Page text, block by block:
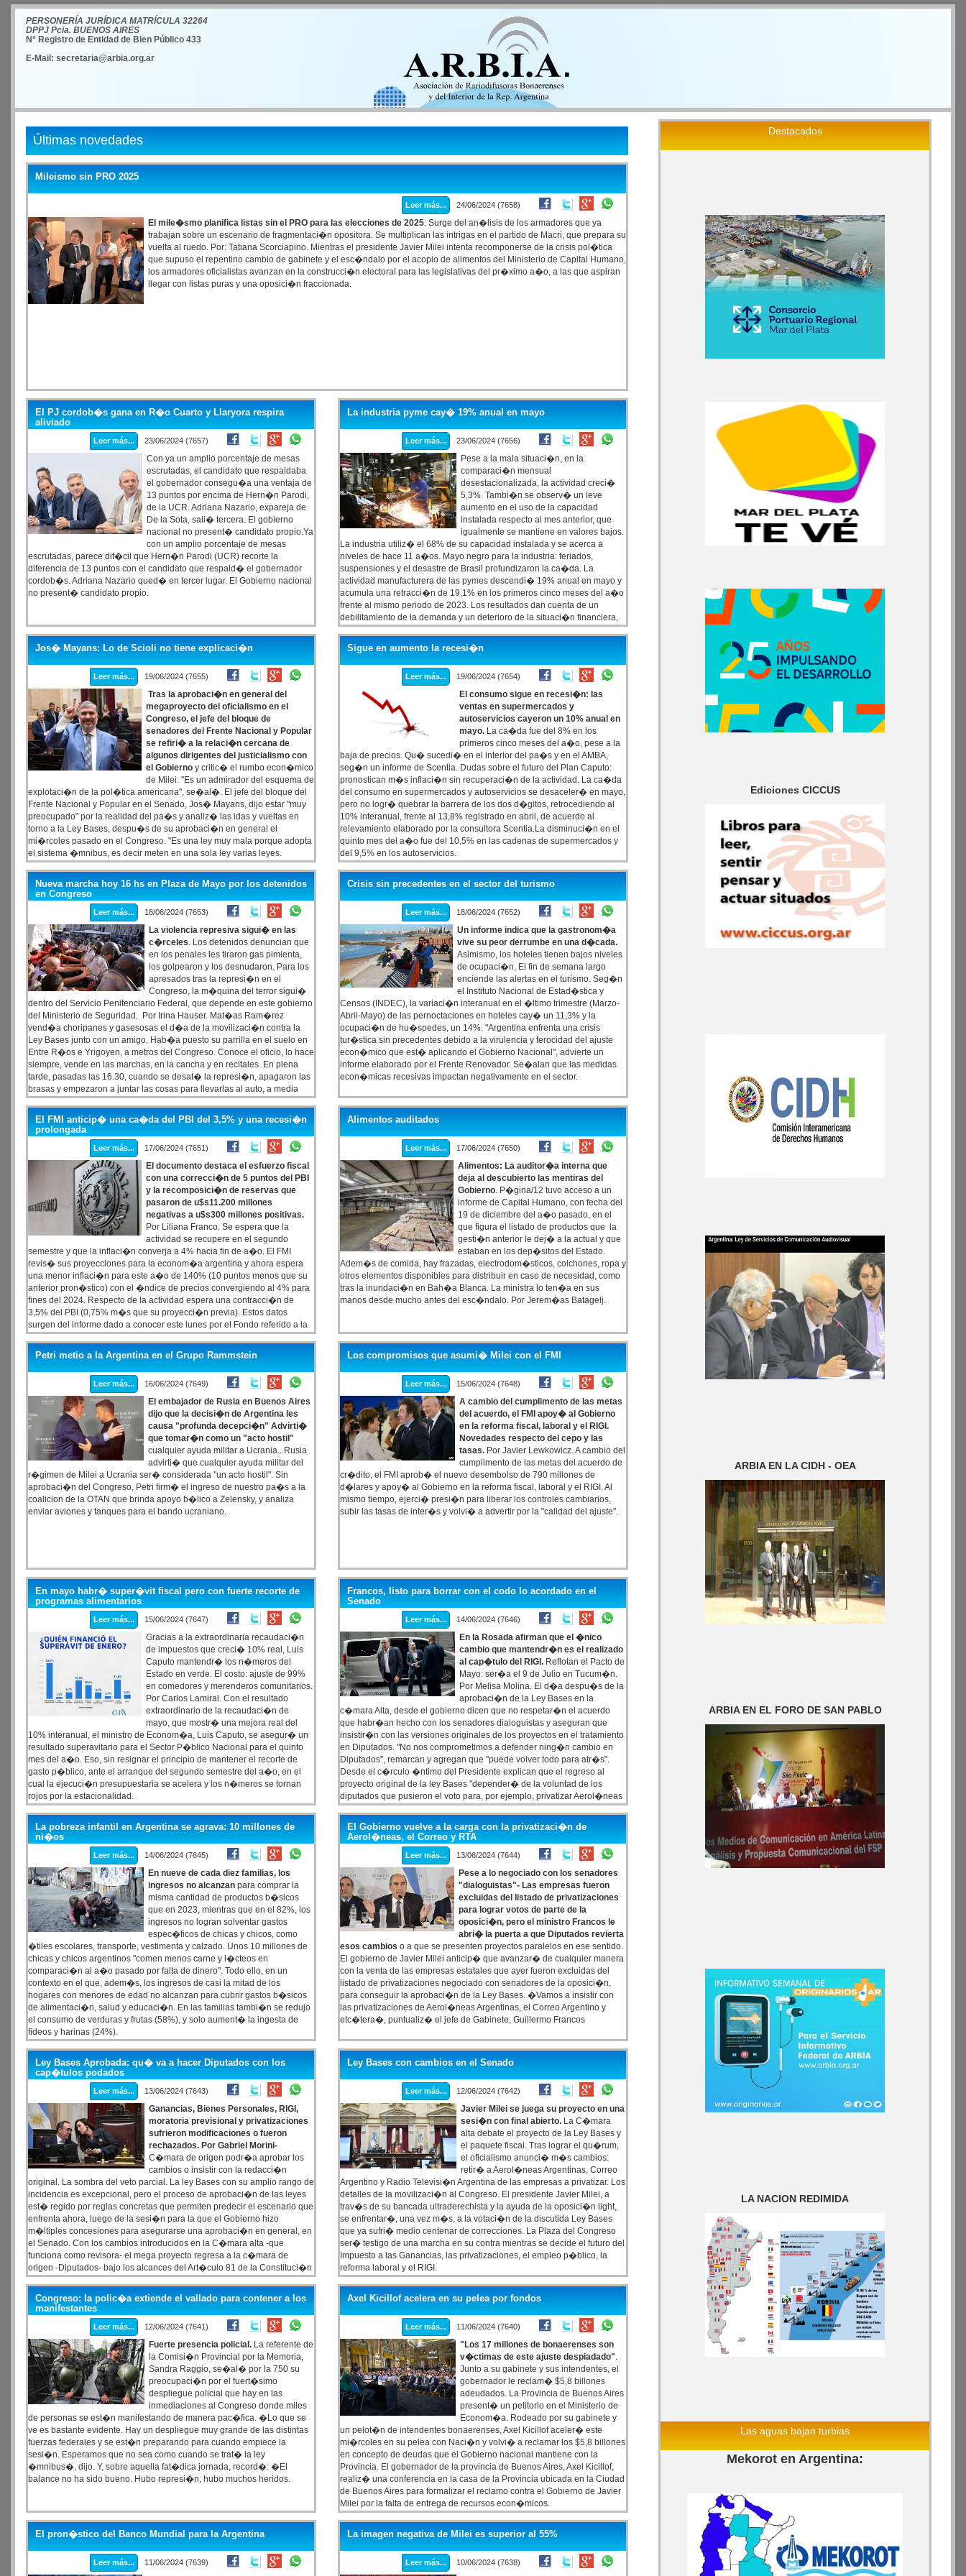
PERSONERÍA JURÍDICA MATRÍCULA 32264
DPPJ Pcia. BUENOS AIRES
N° Registro de Entidad de Bien Público 433
E-Mail: secretaria@arbia.org.ar
Últimas novedades
Mileismo sin PRO 2025
Leer más... 24/06/2024 (7658)
El mile�smo planifica listas sin el PRO para las elecciones de 2025. Surge del an�lisis de los armadores que ya
trabajan sobre un escenario de fragmentaci�n opositora. Se multiplican las intrigas en el partido de Macri, que prepara su
vuelta al ruedo. Por: Tatiana Scorciapino. Mientras el presidente Javier Milei intenta recomponerse de la crisis pol�tica
que supuso el repentino cambio de gabinete y el esc�ndalo por el acopio de alimentos del Ministerio de Capital Humano,
los armadores oficialistas avanzan en la construcci�n electoral para las legislativas del pr�ximo a�o, a las que aspiran
llegar con listas puras y una oposici�n fraccionada.
El PJ cordob�s gana en R�o Cuarto y Llaryora respira
aliviado
Leer más... 23/06/2024 (7657)
Con ya un amplio porcentaje de mesas
escrutadas, el candidato que respaldaba
el gobernador consegu�a una ventaja de
13 puntos por encima de Hern�n Parodi,
de la UCR. Adriana Nazario, expareja de
De la Sota, sali� tercera. El gobierno
nacional no present� candidato propio.Ya
con un amplio porcentaje de mesas
escrutadas, parece dif�cil que Hern�n Parodi (UCR) recorte la
diferencia de 13 puntos con el candidato que respald� el gobernador
cordob�s. Adriana Nazario qued� en tercer lugar. El Gobierno nacional
no present� candidato propio.
La industria pyme cay� 19% anual en mayo
Leer más... 23/06/2024 (7656)
Pese a la mala situaci�n, en la
comparaci�n mensual
desestacionalizada, la actividad creci�
5,3%. Tambi�n se observ� un leve
aumento en el uso de la capacidad
instalada respecto al mes anterior, que
igualmente se mantiene en valores bajos.
La industria utiliz� el 68% de su capacidad instalada y se acerca a
niveles de hace 11 a�os. Mayo negro para la industria: feriados,
suspensiones y el desastre de Brasil profundizaron la ca�da. La
actividad manufacturera de las pymes descendi� 19% anual en mayo y
acumula una retracci�n de 19,1% en los primeros cinco meses del a�o
frente al mismo periodo de 2023. Los resultados dan cuenta de un
debilitamiento de la demanda y un deterioro de la situaci�n financiera,
seg�n inform� CAME.
Jos� Mayans: Lo de Scioli no tiene explicaci�n
Leer más... 19/06/2024 (7655)
Tras la aprobaci�n en general del
megaproyecto del oficialismo en el
Congreso, el jefe del bloque de
senadores del Frente Nacional y Popular
se refiri� a la relaci�n cercana de
algunos dirigentes del justicialismo con
el Gobierno y critic� el rumbo econ�mico
de Milei: "Es un admirador del esquema de
explotaci�n de la pol�tica americana", se�al�. El jefe del bloque del
Frente Nacional y Popular en el Senado, Jos� Mayans, dijo estar "muy
preocupado" por la realidad del pa�s y analiz� las idas y vueltas en
torno a la Ley Bases, despu�s de su aprobaci�n en general el
mi�rcoles pasado en el Congreso. "Es una ley muy mala porque adopta
el sistema �mnibus, es decir meten en una sola ley varias leyes.
Mezclan el tema de la reforma del Estado con las empresas del Estado y
la reforma laboral, m�s el sistema previsional.
Sigue en aumento la recesi�n
Leer más... 19/06/2024 (7654)
El consumo sigue en recesi�n: las
ventas en supermercados y
autoservicios cayeron un 10% anual en
mayo. La ca�da fue del 8% en los
primeros cinco meses del a�o, pese a la
baja de precios. Qu� sucedi� en el interior del pa�s y en el AMBA,
seg�n un informe de Scentia. Dudas sobre el futuro del Plan Caputo:
pronostican m�s inflaci�n sin recuperaci�n de la actividad. La ca�da
del consumo en supermercados y autoservicios se desaceler� en mayo,
pero no logr� quebrar la barrera de los dos d�gitos, retrocediendo al
10% interanual, frente al 13,8% registrado en abril, de acuerdo al
relevamiento elaborado por la consultora Scentia.La disminuci�n en el
quinto mes del a�o fue del 10,5% en las cadenas de supermercados y
del 9,5% en los autoservicios.
Nueva marcha hoy 16 hs en Plaza de Mayo por los detenidos
en Congreso
Leer más... 18/06/2024 (7653)
La violencia represiva sigui� en las
c�rceles. Los detenidos denuncian que
en los penales les tiraron gas pimienta,
los golpearon y los desnudaron. Para los
apresados tras la represi�n en el
Congreso, la m�quina del terror sigui�
dentro del Servicio Penitenciario Federal, que depende en este gobierno
del Ministerio de Seguridad. Por Irina Hauser. Mat�as Ram�rez
vend�a choripanes y gasesosas el d�a de la movilizaci�n contra la
Ley Bases junto con un amigo. Hab�a puesto su parrilla en el suelo en
Entre R�os e Yrigoyen, a metros del Congreso. Conoce el oficio, lo hace
siempre, vende en las marchas, en la cancha y en recitales. En plena
tarde, pasadas las 16.30, cuando se desat� la represi�n, apagaron las
brasas y empezaron a juntar las cosas para llevarlas al auto, a media
cuadra. Estaba al lado del veh�culo cuando se convirti� en uno de los
33 detenidos que terminar�an acusados por delitos contra el orden
constitucional y el agravante de terrorismo.
Crisis sin precedentes en el sector del turismo
Leer más... 18/06/2024 (7652)
Un informe indica que la gastronom�a
vive su peor derrumbe en una d�cada.
Asimismo, los hoteles tienen bajos niveles
de ocupaci�n. El fin de semana largo
enciende las alertas en el turismo. Seg�n
el Instituto Nacional de Estad�stica y
Censos (INDEC), la variaci�n interanual en el �ltimo trimestre (Marzo-
Abril-Mayo) de las pernoctaciones en hoteles cay� un 11,3% y la
ocupaci�n de hu�spedes, un 14%. "Argentina enfrenta una crisis
tur�stica sin precedentes debido a la virulencia y ferocidad del ajuste
econ�mico que est� aplicando el Gobierno Nacional", advierte un
informe elaborado por el Frente Renovador. Se�alan que las medidas
econ�micas recesivas impactan negativamente en el sector.
El FMI anticip� una ca�da del PBI del 3,5% y una recesi�n
prolongada
Leer más... 17/06/2024 (7651)
El documento destaca el esfuerzo fiscal
con una correcci�n de 5 puntos del PBI
y la recomposici�n de reservas que
pasaron de u$s11.200 millones
negativas a u$s300 millones positivas.
Por Liliana Franco. Se espera que la
actividad se recupere en el segundo
semestre y que la inflaci�n converja a 4% hacia fin de a�o. El FMI
revis� sus proyecciones para la econom�a argentina y ahora espera
una menor inflaci�n para este a�o de 140% (10 puntos menos que su
anterior pron�stico) con el �ndice de precios convergiendo al 4% para
fines del 2024. Respecto de la actividad espera una contracci�n de
3,5% del PBI (0,75% m�s que su proyecci�n previa). Estos datos
surgen del informe dado a conocer este lunes por el Fondo referido a la
8tva. Revisi�n del programa en curso.
Alimentos auditados
Leer más... 17/06/2024 (7650)
Alimentos: La auditor�a interna que
deja al descubierto las mentiras del
Gobierno. P�gina/12 tuvo acceso a un
informe de Capital Humano, con fecha del
19 de diciembre del a�o pasado, en el
que figura el listado de productos que la
gesti�n anterior le dej� a la actual y que
estaban en los dep�sitos del Estado.
Adem�s de comida, hay frazadas, electrodom�sticos, colchones, ropa y
otros elementos disponibles para distribuir en caso de necesidad, como
tras la inundaci�n en Bah�a Blanca. La ministra lo ten�a en sus
manos desde mucho antes del esc�ndalo. Por Jerem�as Batagelj.
Petri metio a la Argentina en el Grupo Rammstein
Leer más... 16/06/2024 (7649)
El embajador de Rusia en Buenos Aires
dijo que la decisi�n de Argentina les
causa "profunda decepci�n" Advirti�
que tomar�n como un "acto hostil"
cualquier ayuda militar a Ucrania.. Rusia
advirti� que cualquier ayuda militar del
r�gimen de Milei a Ucrania ser� considerada "un acto hostil". Sin
aprobaci�n del Congreso, Petri firm� el ingreso de nuestro pa�s a la
coalicion de la OTAN que brinda apoyo b�lico a Zelensky, y analiza
enviar aviones y tanques para el bando ucraniano.
Los compromisos que asumi� Milei con el FMI
Leer más... 15/06/2024 (7648)
A cambio del cumplimento de las metas
del acuerdo, el FMI apoy� al Gobierno
en la reforma fiscal, laboral y el RIGI.
Novedades respecto del cepo y las
tasas. Por Javier Lewkowicz. A cambio del
cumplimento de las metas del acuerdo de
cr�dito, el FMI aprob� el nuevo desembolso de 790 millones de
d�lares y apoy� al Gobierno en la reforma fiscal, laboral y el RIGI. Al
mismo tiempo, ejerci� presi�n para liberar los controles cambiarios,
subir las tasas de inter�s y volvi� a advertir por la "calidad del ajuste".
En mayo habr� super�vit fiscal pero con fuerte recorte de
programas alimentarios
Leer más... 15/06/2024 (7647)
Gracias a la extraordinaria recaudaci�n
de impuestos que creci� 10% real, Luis
Caputo mantendr� los n�meros del
Estado en verde. El costo: ajuste de 99%
en comedores y merenderos comunitarios.
Por Carlos Lamiral. Con el resultado
extraordinario de la recaudaci�n de
mayo, que mostr� una mejora real del
10% interanual, el ministro de Econom�a, Luis Caputo, se asegur� un
resultado superavitario para el Sector P�blico Nacional para el quinto
mes del a�o. Eso, sin resignar el principio de mantener el recorte de
gasto p�blico, ante el arranque del segundo semestre del a�o, en el
cual la ejecuci�n presupuestaria se acelera y los n�meros se tornan
rojos por la estacionalidad.
Francos, listo para borrar con el codo lo acordado en el
Senado
Leer más... 14/06/2024 (7646)
En la Rosada afirman que el �nico
cambio que mantendr�n es el realizado
al cap�tulo del RIGI. Reflotan el Pacto de
Mayo: ser�a el 9 de Julio en Tucum�n.
Por Melisa Molina. El d�a despu�s de la
aprobaci�n de la Ley Bases en la
c�mara Alta, desde el gobierno dicen que no respetar�n el acuerdo
que habr�an hecho con los senadores dialoguistas y aseguran que
insistir�n con las versiones originales de los proyectos en el tratamiento
en Diputados. "No nos comprometimos a defender ning�n cambio en
Diputados", remarcan y agregan que "puede volver todo para atr�s".
Desde el c�rculo �ntimo del Presidente explican que el regreso al
proyecto original de la ley Bases "depender� de la voluntad de los
diputados que pusieron el voto para, por ejemplo, privatizar Aerol�neas
Argentinas, RTA, el Correo, destruir la moratoria, etc", pero que, si es por
ellos, solo dejar�an algunas modificaciones que se hicieron en el
cap�tulo del RIGI.
La pobreza infantil en Argentina se agrava: 10 millones de
ni�os
Leer más... 14/06/2024 (7645)
En nueve de cada diez familias, los
ingresos no alcanzan para comprar la
misma cantidad de productos b�sicos
que en 2023, mientras que en el 82%, los
ingresos no logran solventar gastos
espec�ficos de chicas y chicos, como
�tiles escolares, transporte, vestimenta y calzado. Unos 10 millones de
chicas y chicos argentinos "comen menos carne y l�cteos en
comparaci�n al a�o pasado por falta de dinero". Todo ello, en un
contexto en el que, adem�s, los ingresos de casi la mitad de los
hogares con menores de edad no alcanzan para cubrir gastos b�sicos
de alimentaci�n, salud y educaci�n. En las familias tambi�n se redujo
el consumo de verduras y frutas (58%), y solo aument� la ingesta de
fideos y harinas (24%).
El Gobierno vuelve a la carga con la privatizaci�n de
Aerol�neas, el Correo y RTA
Leer más... 13/06/2024 (7644)
Pese a lo negociado con los senadores
"dialoguistas"- Las empresas fueron
excluidas del listado de privatizaciones
para lograr votos de parte de la
oposici�n, pero el ministro Francos le
abri� la puerta a que Diputados revierta
esos cambios o a que se presenten proyectos paralelos en ese sentido.
El gobierno de Javier Milei anticip� que avanzar� de cualquier manera
con la venta de las empresas estatales que ayer fueron excluidas del
listado de privatizaciones negociado con senadores de la oposici�n,
para conseguir la aprobaci�n de la Ley Bases. �Vamos a insistir con
las privatizaciones de Aerol�neas Argentinas, el Correo Argentino y
etc�tera�, puntualiz� el jefe de Gabinete, Guillermo Francos
Ley Bases Aprobada: qu� va a hacer Diputados con los
cap�tulos podados
Leer más... 13/06/2024 (7643)
Ganancias, Bienes Personales, RIGI,
moratoria previsional y privatizaciones
sufrieron modificaciones o fueron
rechazados. Por Gabriel Morini-
C�mara de origen podr�a aprobar los
cambios o insistir con la redacci�n
original. La sombra del veto parcial. La ley Bases con su amplio rango de
incidencia es excepcional, pero el proceso de aprobaci�n de las leyes
est� regido por reglas concretas que permiten predecir el escenario que
enfrenta ahora, luego de la sesi�n para la que el Gobierno hizo
m�ltiples concesiones para asegurarse una aprobaci�n en general, en
el Senado. Con los cambios introducidos en la C�mara alta -que
funciona como revisora- el mega proyecto regresa a la c�mara de
origen -Diputados- bajo los alcances del Art�culo 81 de la Constituci�n
Nacional, pero con particularidades.
Ley Bases con cambios en el Senado
Leer más... 12/06/2024 (7642)
Javier Milei se juega su proyecto en una
sesi�n con final abierto. La C�mara
alta debate el proyecto de la Ley Bases y
el paquete fiscal. Tras lograr el qu�rum,
el oficialismo anunci� m�s cambios:
retir� a Aerol�neas Argentinas, Correo
Argentino y Radio Televisi�n Argentina de las empresas a privatizar. Los
detalles de la movilizaci�n al Congreso. El presidente Javier Milei, a
trav�s de su bancada ultraderechista y la ayuda de la oposici�n light,
se enfrentar�, una vez m�s, a la votaci�n de la discutida Ley Bases
que ya sufri� medio centenar de correcciones. La Plaza del Congreso
ser� testigo de una marcha en su contra mientras se decide el futuro del
Impuesto a las Ganancias, las privatizaciones, el empleo p�blico, la
reforma laboral y el RIGI.
Congreso: la polic�a extiende el vallado para contener a los
manifestantes
Leer más... 12/06/2024 (7641)
Fuerte presencia policial. La referente de
la Comisi�n Provincial por la Memoria,
Sandra Raggio, se�al� por la 750 su
preocupaci�n por el fuert�simo
despliegue policial que hay en las
inmediaciones al Congreso donde miles
de personas se est�n manifestando de manera pac�fica. �Lo que se
ve es bastante evidente. Hay un despliegue muy grande de las distintas
fuerzas federales y se est�n preparando para cuando empiece la
sesi�n. Esperamos que no sea como cuando se trat� la ley
�mnibus�, dijo. Y, sobre aquella fat�dica jornada, record�: �El
balance no ha sido bueno. Hubo represi�n, hubo muchos heridos.
Axel Kicillof acelera en su pelea por fondos
Leer más... 11/06/2024 (7640)
"Los 17 millones de bonaerenses son
v�ctimas de este ajuste despiadado".
Junto a su gabinete y sus intendentes, el
gobernador le reclam� $5,8 billones
adeudados. La Provincia de Buenos Aires
present� un petitorio en el Ministerio de
Econom�a. Rodeado por su gabinete y
un pelot�n de intendentes bonaerenses, Axel Kicillof aceler� este
mi�rcoles en su pelea con Naci�n y volvi� a reclamar los $5,8 billones
en concepto de deudas que el Gobierno nacional mantiene con la
Provincia. El gobernador de la provincia de Buenos Aires, Axel Kicillof,
realiz� una conferencia en la casa de la Provincia ubicada en la Ciudad
de Buenos Aires para formalizar el reclamo contra el Gobierno de Javier
Milei por la falta de entrega de recursos econ�micos.
El pron�stico del Banco Mundial para la Argentina
Leer más... 11/06/2024 (7639)
La imagen negativa de Milei es superior al 55%
Leer más... 10/06/2024 (7638)
Destacados
Ediciones CICCUS
ARBIA EN LA CIDH - OEA
ARBIA EN EL FORO DE SAN PABLO
LA NACION REDIMIDA
Las aguas bajan turbias
Mekorot en Argentina: